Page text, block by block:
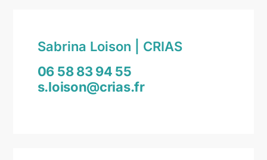
Sabrina Loison | CRIAS
06 58 83 94 55
s.loison@crias.fr